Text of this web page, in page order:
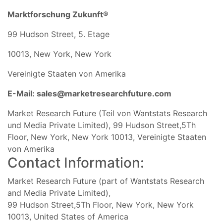
Marktforschung Zukunft®
99 Hudson Street, 5. Etage
10013, New York, New York
Vereinigte Staaten von Amerika
E-Mail: sales@marketresearchfuture.com
Market Research Future (Teil von Wantstats Research
und Media Private Limited), 99 Hudson Street,5Th
Floor, New York, New York 10013, Vereinigte Staaten
von Amerika
Contact Information:
Market Research Future (part of Wantstats Research
and Media Private Limited),
99 Hudson Street,5Th Floor, New York, New York
10013, United States of America